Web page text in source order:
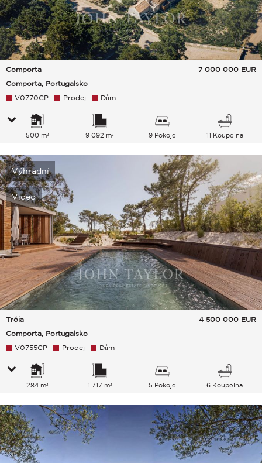
Comporta
Comporta, Portugalsko
7 000 000 EUR
V0770CP Prodej Dům
500 m² 9 092 m² 9 Pokoje 11 Koupelna
Výhradní
Video
Tróia
Comporta, Portugalsko
4 500 000 EUR
V0755CP Prodej Dům
284 m² 1 717 m² 5 Pokoje 6 Koupelna